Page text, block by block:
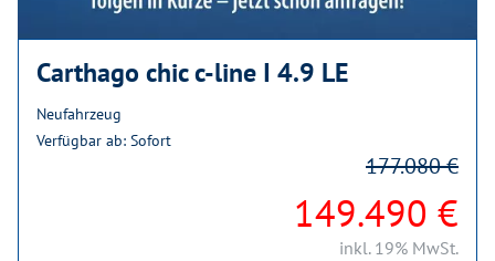
Carthago chic c-line I 4.9 LE
Neufahrzeug
Verfügbar ab: Sofort
149.490 €
177.080 €
inkl. 19% MwSt.